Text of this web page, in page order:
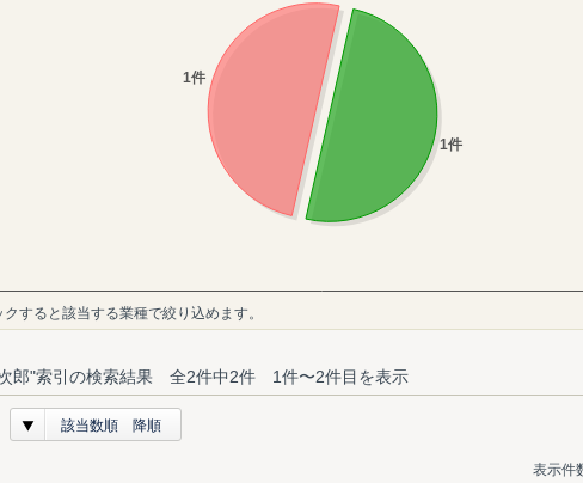
すると該当する業種で絞り込めます。
郎"索引の検索結果 全2件中2件 1件〜2件目を表示
該当数順 降順
表示件